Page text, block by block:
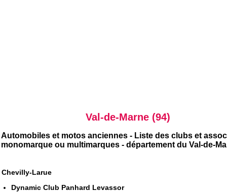
Val-de-Marne (94)
Automobiles et motos anciennes - Liste des clubs et
monomarque ou multimarques - département du Val-de-
Chevilly-Larue
Dynamic Club Panhard Levassor